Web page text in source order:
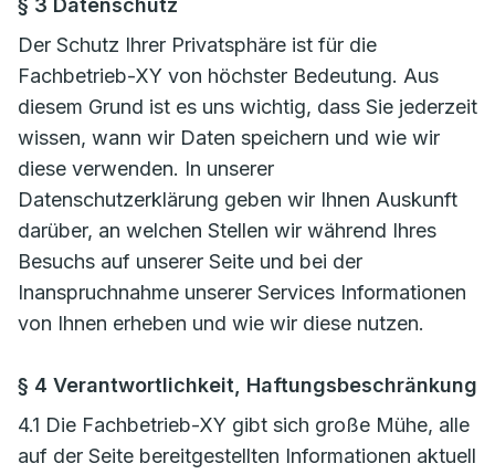
§ 3 Datenschutz
Der Schutz Ihrer Privatsphäre ist für die
Fachbetrieb-XY von höchster Bedeutung. Aus
diesem Grund ist es uns wichtig, dass Sie jederzeit
wissen, wann wir Daten speichern und wie wir
diese verwenden. In unserer
Datenschutzerklärung geben wir Ihnen Auskunft
darüber, an welchen Stellen wir während Ihres
Besuchs auf unserer Seite und bei der
Inanspruchnahme unserer Services Informationen
von Ihnen erheben und wie wir diese nutzen.
§ 4 Verantwortlichkeit, Haftungsbeschränkung
4.1 Die Fachbetrieb-XY gibt sich große Mühe, alle
auf der Seite bereitgestellten Informationen aktuell